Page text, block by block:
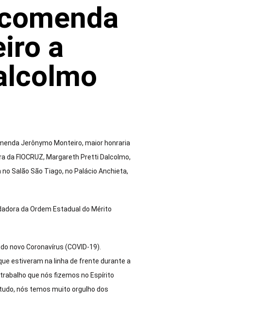
a
Jerônymo Monteiro, maior honraria
da FIOCRUZ, Margareth Pretti Dalcolmo,
Salão São Tiago, no Palácio Anchieta,
da Ordem Estadual do Mérito
novo Coronavírus (COVID-19).
estiveram na linha de frente durante a
que nós fizemos no Espírito
nós temos muito orgulho dos